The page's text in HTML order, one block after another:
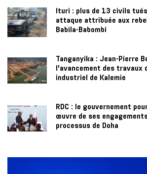
Ituri : plus de 13 civils
attaque attribuée aux
Babila-Babombi
Tanganyika : Jean-Pierre
l’avancement des travaux
industriel de Kalemie
RDC : le gouvernement
œuvre de ses
processus de Doha